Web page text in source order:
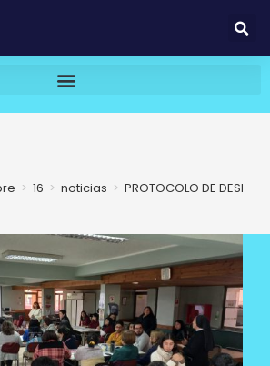
> 16 > noticias > PROTOCOLO DE